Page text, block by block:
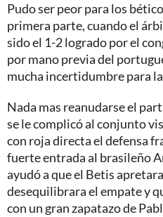
Pudo ser peor para los
primera parte, cuando el
sido el 1-2 logrado por el
por mano previa del
mucha incertidumbre para
Nada mas reanudarse el
se le complicó al conjunto
con roja directa el defensa
fuerte entrada al brasileño
ayudó a que el Betis
desequilibrara el empate y
con un gran zapatazo de